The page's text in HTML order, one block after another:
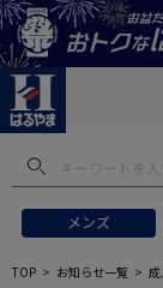
メンズ
TOP お知らせ一覧